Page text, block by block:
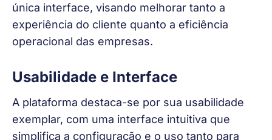
única interface, visando melhorar tanto a
experiência do cliente quanto a eficiência
operacional das empresas.
Usabilidade e Interface
A plataforma destaca-se por sua usabilidade
exemplar, com uma interface intuitiva que
simplifica a configuração e o uso tanto para